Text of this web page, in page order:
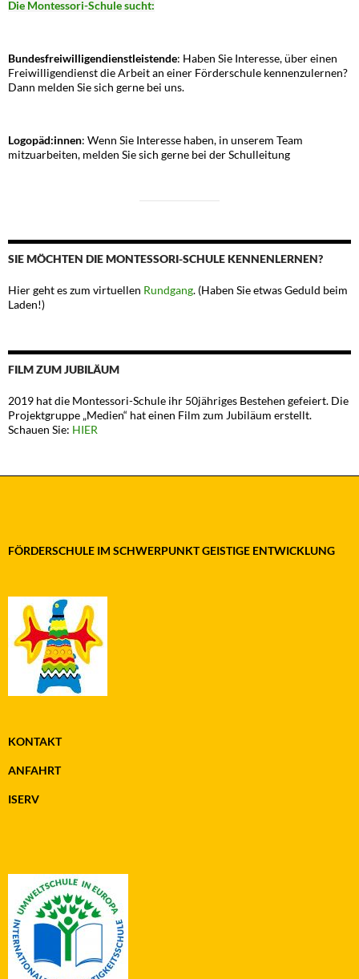
Die Montessori-Schule sucht:
Bundesfreiwilligendienstleistende: Haben Sie Interesse, über einen
Freiwilligendienst die Arbeit an einer Förderschule kennenzulernen?
Dann melden Sie sich gerne bei uns.
Logopäd:innen: Wenn Sie Interesse haben, in unserem Team
mitzuarbeiten, melden Sie sich gerne bei der Schulleitung
SIE MÖCHTEN DIE MONTESSORI-SCHULE KENNENLERNEN?
Hier geht es zum virtuellen Rundgang. (Haben Sie etwas Geduld beim
Laden!)
FILM ZUM JUBILÄUM
2019 hat die Montessori-Schule ihr 50jähriges Bestehen gefeiert. Die
Projektgruppe „Medien“ hat einen Film zum Jubiläum erstellt.
Schauen Sie: HIER
FÖRDERSCHULE IM SCHWERPUNKT GEISTIGE ENTWICKLUNG
KONTAKT
ANFAHRT
ISERV